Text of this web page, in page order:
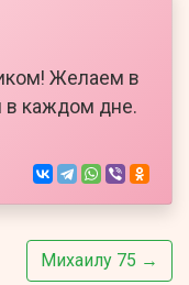
Желаем в
в каждом дне.
Михаилу 75 →